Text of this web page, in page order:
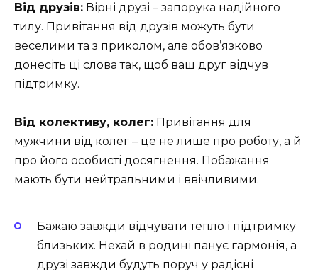
Від друзів: Вірні друзі – запорука надійного
тилу. Привітання від друзів можуть бути
веселими та з приколом, але обов’язково
донесіть ці слова так, щоб ваш друг відчув
підтримку.
Від колективу, колег: Привітання для
мужчини від колег – це не лише про роботу, а й
про його особисті досягнення. Побажання
мають бути нейтральними і ввічливими.
Бажаю завжди відчувати тепло і підтримку
близьких. Нехай в родині панує гармонія, а
друзі завжди будуть поруч у радісні